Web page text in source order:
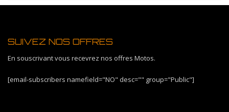
SUIVEZ NOS OFFRES
En souscrivant vous recevrez nos offres Motos.
[email-subscribers namefield="NO" desc="" group="Public"]